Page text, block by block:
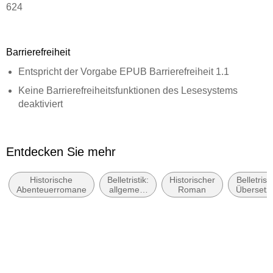
624
Millennium Kingdom, 4
Autor/Autorin
Tonny Gulløv
Rowohlt eBooks
Originalsprache
Barrierefreiheit
Entspricht der Vorgabe EPUB Barrierefreiheit 1.1
Keine Barrierefreiheitsfunktionen des Lesesystems
deaktiviert
Alle Texte können angepasst werden
Alle relevanten Inhalte sind über Screenreader
Entdecken Sie mehr
Historische
Abenteuerromane
Belletristik:
allgemein
und
Historischer
Roman